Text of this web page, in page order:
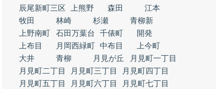
辰尾新町三区
上熊野 森田
江本
牧田
林崎 杉瀬
青柳新
上野南町
石田万葉台 千俵町
開発
上布目
月岡西緑町 中布目
上今町
大井
青柳 月見が丘
月見町一丁目
月見町二丁目
月見町三丁目
月見町四丁目
月見町五丁目
月見町六丁目
月見町七丁目